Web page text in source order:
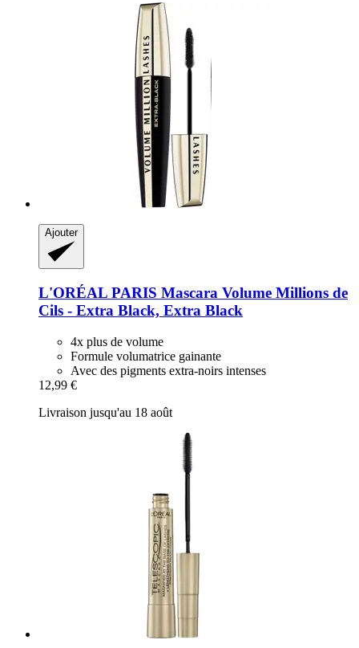
Ajouter
L'ORÉAL PARIS Mascara Volume Millions de
Cils -​ Extra Black, Extra Black
4x plus de volume
Formule volumatrice gainante
Avec des pigments extra-noirs intenses
12,99 €
Livraison jusqu'au 18 août